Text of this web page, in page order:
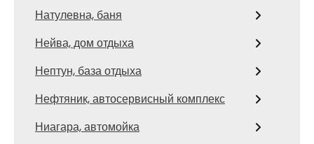
Натулевна, баня
Нейва, дом отдыха
Нептун, база отдыха
Нефтяник, автосервисный комплекс
Ниагара, автомойка